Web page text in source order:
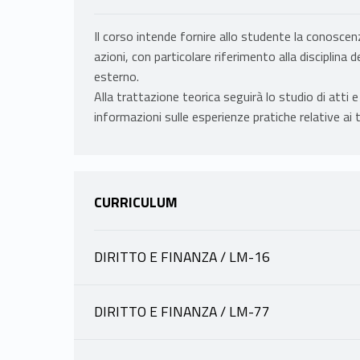
Il corso intende fornire allo studente la
azioni, con particolare riferimento alla disciplina
esterno.
Alla trattazione teorica seguirà lo studio di atti
informazioni sulle esperienze pratiche relative
CURRICULUM
DIRITTO E FINANZA / LM-16
DIRITTO E FINANZA / LM-77